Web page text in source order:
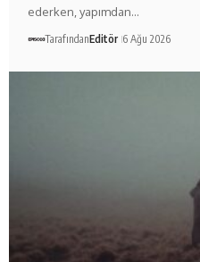
ederken, yapımdan…
TarafındanEditör 6 Ağu 2026